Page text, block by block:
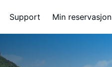
Support Min reservasjon